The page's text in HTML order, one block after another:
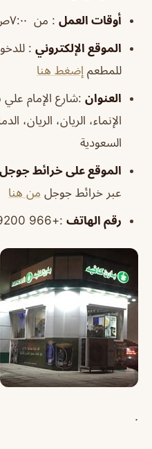
أوقات العمل : من ٧:٠٠ص–١٢:٠٠ص
الموقع الإلكتروني :
للمطعم إضغط هنا
العنوان :شارع الإمام
السعودية
الموقع على خرائط جوجل
عبر خرائط جوجل من هنا
رقم الهاتف :+966 9200 06843
.